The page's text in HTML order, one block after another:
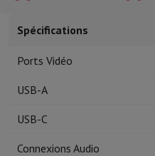
Ustensiles de cuisine
Art de la table
Décoration de table
Soins & Santé
Brosse à dentsBrosse à dents
Spécifications
Ports Vidéo
USB-A
USB-C
Connexions Audio